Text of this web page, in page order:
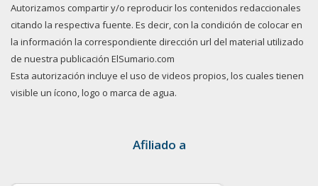
Autorizamos compartir y/o reproducir los contenidos redaccionales
citando la respectiva fuente. Es decir, con la condición de colocar en
la información la correspondiente dirección url del material utilizado
de nuestra publicación ElSumario.com
Esta autorización incluye el uso de videos propios, los cuales tienen
visible un ícono, logo o marca de agua.
Afiliado a